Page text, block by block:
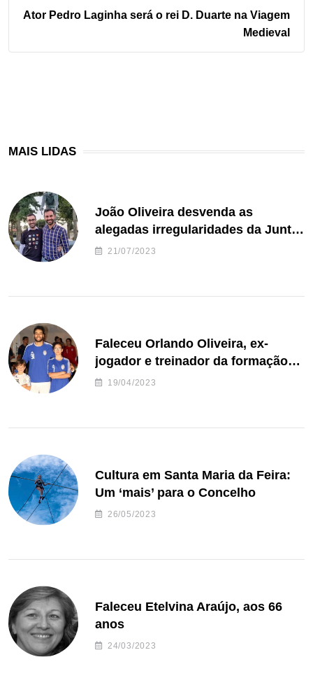
Ator Pedro Laginha será o rei D. Duarte na Viagem
Medieval
MAIS LIDAS
João Oliveira desvenda as
alegadas irregularidades da Junta
de Freguesia S. João de Ver
21/07/2023
Faleceu Orlando Oliveira, ex-
jogador e treinador da formação
de andebol do Feirense
19/04/2023
Cultura em Santa Maria da Feira:
Um ‘mais’ para o Concelho
26/05/2023
Faleceu Etelvina Araújo, aos 66
anos
24/03/2023